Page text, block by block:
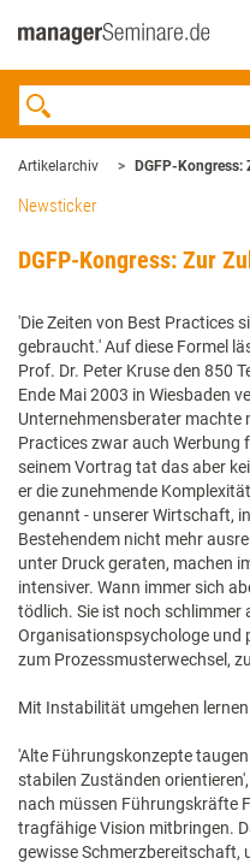
Artikelarchiv DGFP-
Newsticker
DGFP-Kongress: Zur
'Die Zeiten von Best Practices
gebraucht.' Auf diese Formel
Prof. Dr. Peter Kruse den 850
Ende Mai 2003 in Wiesbaden
Unternehmensberater machte
Practices zwar auch Werbung
seinem Vortrag tat das aber
er die zunehmende
genannt - unserer Wirtschaft,
Bestehendem nicht mehr
unter Druck geraten, machen
intensiver. Wann immer sich
tödlich. Sie ist noch
Organisationspsychologe und
zum Prozessmusterwechsel,
Mit Instabilität umgehen lernen
'Alte Führungskonzepte
stabilen Zuständen
nach müssen Führungskräfte
tragfähige Vision mitbringen.
gewisse Schmerzbereitschaft,